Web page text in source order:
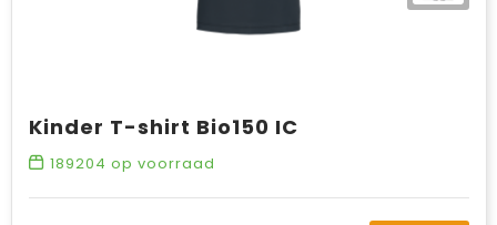
Kinder T-shirt Bio150 IC
189204 op voorraad